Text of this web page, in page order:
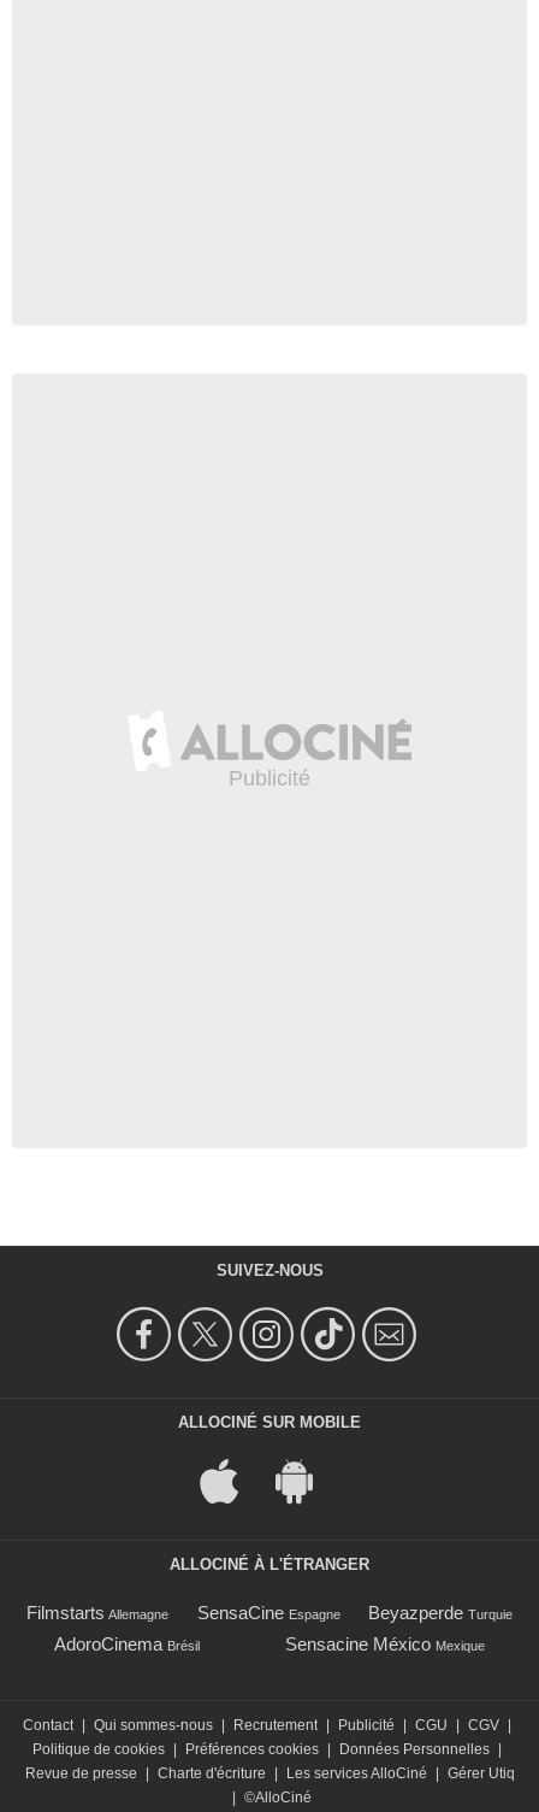
SUIVEZ-NOUS
ALLOCINÉ SUR MOBILE
ALLOCINÉ À L'ÉTRANGER
Filmstarts Allemagne SensaCine Espagne Beyazperde Turquie
AdoroCinema Brésil Sensacine México Mexique
Contact Qui sommes-nous Recrutement Publicité CGU CGV
Politique de cookies
Préférences cookies Données Personnelles
Revue de presse
Charte d'écriture Les services AlloCiné
Gérer Utiq
©AlloCiné